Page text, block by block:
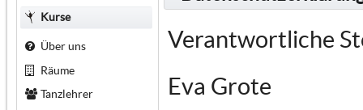
Kurse
Über uns
Räume
Tanzlehrer
Verantwortliche
Eva Grote